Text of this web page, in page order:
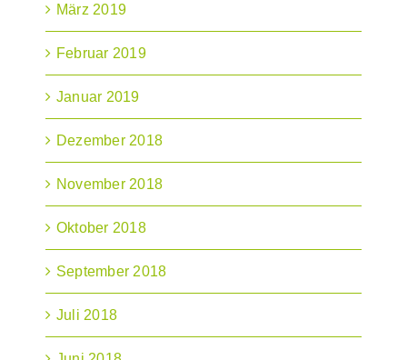
März 2019
Februar 2019
Januar 2019
Dezember 2018
November 2018
Oktober 2018
September 2018
Juli 2018